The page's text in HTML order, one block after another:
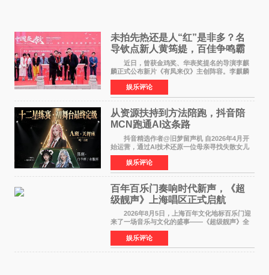
未拍先热还是人“红”是非多？名
导钦点新人黄筠媞，百佳争鸣霸
气回应
近日，曾获金鸡奖、华表奖提名的导演李麒
麟正式公布新片《有凤来仪》主创阵容。李麒麟
早年凭电影《华容道》获得金鸡奖、华表奖提
名，此后长期参与国内外电影制作，其担任制片
人参与的作品亦曾
娱乐评论
从资源扶持到方法陪跑，抖音陪
MCN跑通AI这条路
抖音精选作者@旧梦留声机 自2026年4月开
始运营，通过AI技术还原一位母亲寻找失散女儿
的故事，凭借强情感表达获得大量用户关注，发
布仅21小时便获得超1亿曝光、超1000万互动。
此后，账号持续沿
娱乐评论
百年百乐门奏响时代新声，《超
级靓声》上海唱区正式启航
2026年8月5日，上海百年文化地标百乐门迎
来了一场音乐与文化的盛事——《超级靓声》全
国励志音乐公益节目上海唱区新闻发布会暨启动
仪式在此隆重举行。各界领导、嘉宾与媒体朋友
齐聚一堂，共同
娱乐评论